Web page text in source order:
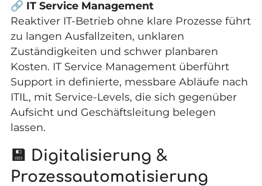
🔗 IT Service Management
Reaktiver IT-Betrieb ohne klare Prozesse führt
zu langen Ausfallzeiten, unklaren
Zuständigkeiten und schwer planbaren
Kosten. IT Service Management überführt
Support in definierte, messbare Abläufe nach
ITIL, mit Service-Levels, die sich gegenüber
Aufsicht und Geschäftsleitung belegen
lassen.
💾 Digitalisierung &
Prozessautomatisierung